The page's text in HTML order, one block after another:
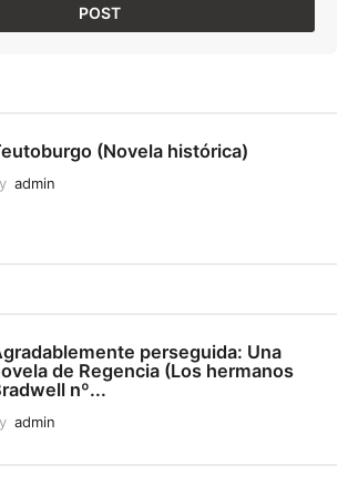
(Novela histórica)
admin
perseguida: Una
de Regencia (Los hermanos
nº...
admin